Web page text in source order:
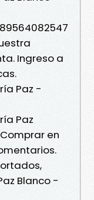
Ingreso a
Paz -
Paz
en
Blanco -